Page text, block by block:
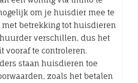
om je huisdier mee te
betrekking tot huisdieren
verschillen, dus het
vooraf te controleren.
staan huisdieren toe
zoals het betalen